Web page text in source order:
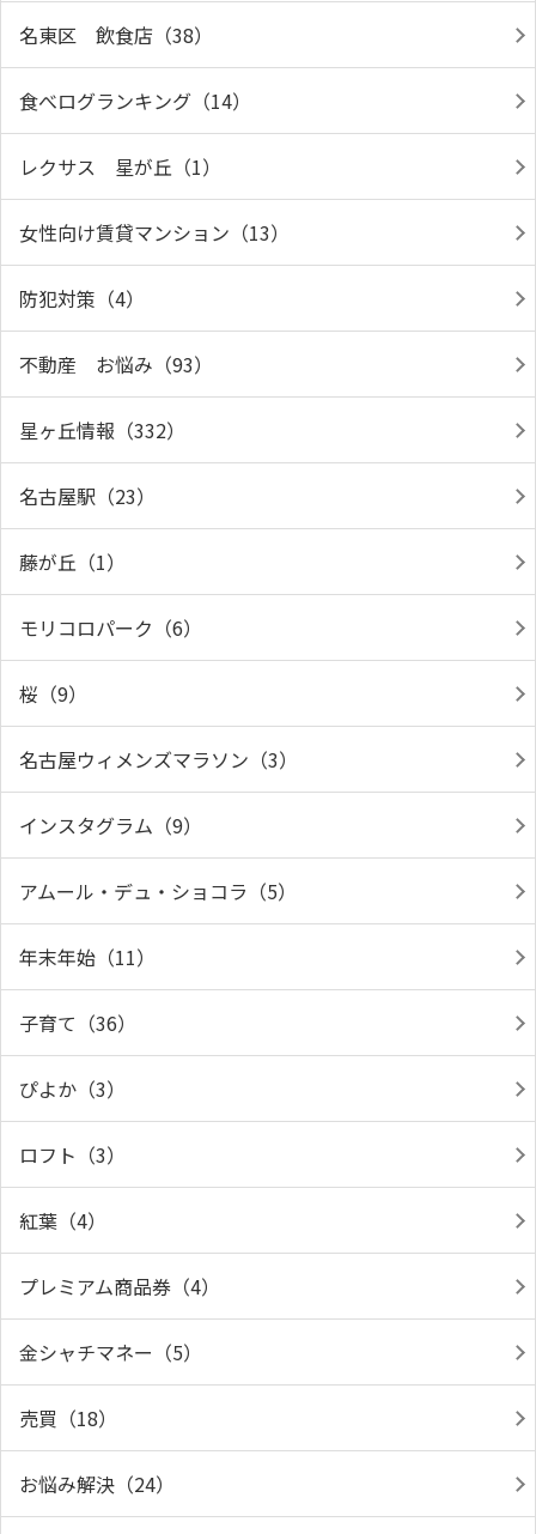
名東区 飲食店（38）
食べログランキング（14）
レクサス 星が丘（1）
女性向け賃貸マンション（13）
防犯対策（4）
不動産 お悩み（93）
星ヶ丘情報（332）
名古屋駅（23）
藤が丘（1）
モリコロパーク（6）
桜（9）
名古屋ウィメンズマラソン（3）
インスタグラム（9）
アムール・デュ・ショコラ（5）
年末年始（11）
子育て（36）
ぴよか（3）
ロフト（3）
紅葉（4）
プレミアム商品券（4）
金シャチマネー（5）
売買（18）
お悩み解決（24）